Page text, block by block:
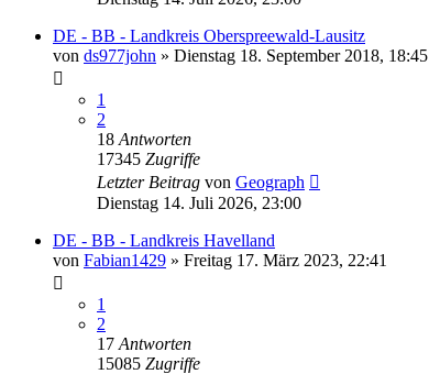
DE - BB - Landkreis Oberspreewald-Lausitz
von ds977john » Dienstag 18. September 2018, 18:45
1
2
18 Antworten
17345 Zugriffe
Letzter Beitrag von Geograph
Dienstag 14. Juli 2026, 23:00
DE - BB - Landkreis Havelland
von Fabian1429 » Freitag 17. März 2023, 22:41
1
2
17 Antworten
15085 Zugriffe